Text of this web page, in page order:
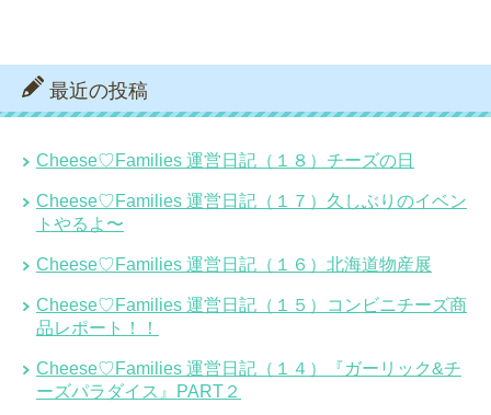
最近の投稿
Cheese♡Families 運営日記（１８）チーズの日
Cheese♡Families 運営日記（１７）久しぶりのイベン
トやるよ〜
Cheese♡Families 運営日記（１６）北海道物産展
Cheese♡Families 運営日記（１５）コンビニチーズ商
品レポート！！
Cheese♡Families 運営日記（１４）『ガーリック&チ
ーズパラダイス』PART２